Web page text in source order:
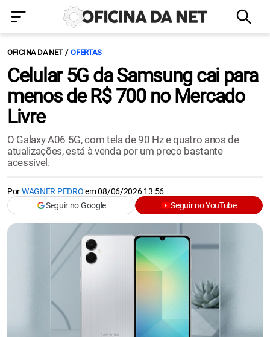
OFICINA DA NET OFERTAS
Celular 5G da Samsung cai para
menos de R$ 700 no Mercado
Livre
O Galaxy A06 5G, com tela de 90 Hz e quatro anos de
atualizações, está à venda por um preço bastante
acessível.
PorWAGNER PEDROem08/06/2026 13:56
Seguir no Google
Seguir no YouTube